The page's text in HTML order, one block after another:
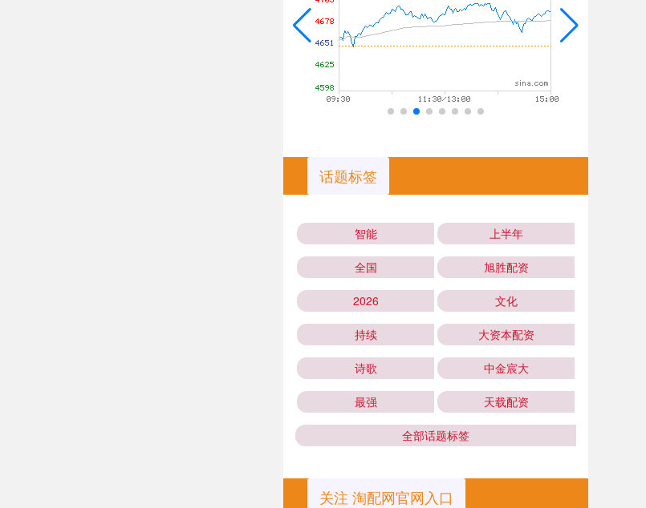
话题标签
智能 上半年
全国 旭胜配资
2026 文化
持续 大资本配资
诗歌 中金宸大
最强 天载配资
全部话题标签
关注 淘配网官网入口